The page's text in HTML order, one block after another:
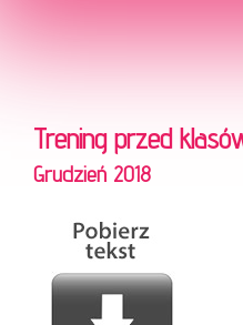
Trening przed
Grudzień 2018